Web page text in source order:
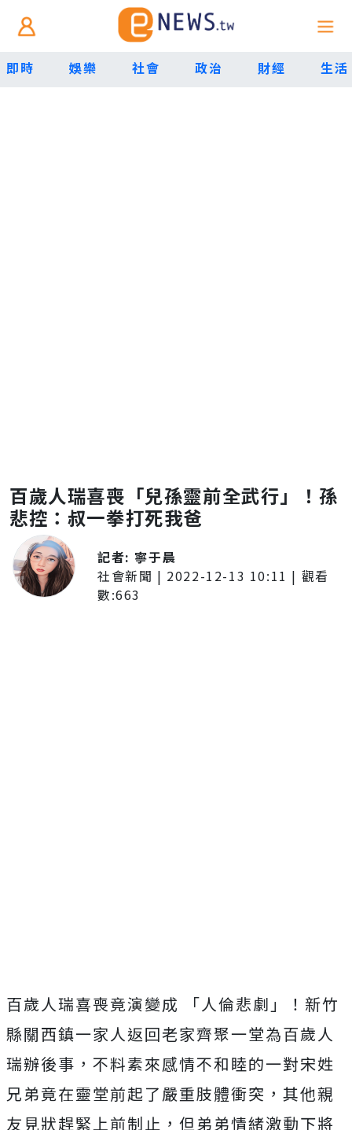
即時 娛樂 社會 政治 財經 生活
百歲人瑞喜喪「兒孫靈前全武行」！孫
悲控：叔一拳打死我爸
記者: 寧于晨
社會新聞 | 2022-12-13 10:11 | 觀看
數:663
百歲人瑞喜喪竟演變成 「人倫悲劇」！新竹
縣關西鎮一家人返回老家齊聚一堂為百歲人
瑞辦後事，不料素來感情不和睦的一對宋姓
兄弟竟在靈堂前起了嚴重肢體衝突，其他親
友見狀趕緊上前制止，但弟弟情緒激動下將